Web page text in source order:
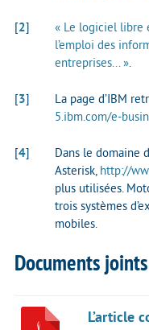
[2]
« Le logiciel libre
l’emploi des
entreprises... ».
[3] La page d’IBM
5.ibm.com/e-
[4]
Dans le domaine
Asterisk, http://
plus utilisées.
trois systèmes
mobiles.
Documents joints
L’article